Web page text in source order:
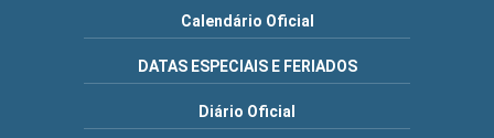
Calendário Oficial
DATAS ESPECIAIS E FERIADOS
Diário Oficial